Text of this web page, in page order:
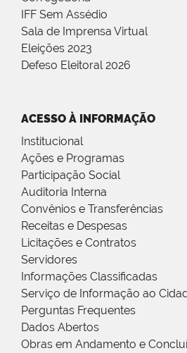
IFF Sem Assédio
Sala de Imprensa Virtual
Eleições 2023
Defeso Eleitoral 2026
ACESSO À INFORMAÇÃO
Institucional
Ações e Programas
Participação Social
Auditoria Interna
Convênios e Transferências
Receitas e Despesas
Licitações e Contratos
Servidores
Informações Classificadas
Serviço de Informação ao
Perguntas Frequentes
Dados Abertos
Obras em Andamento e